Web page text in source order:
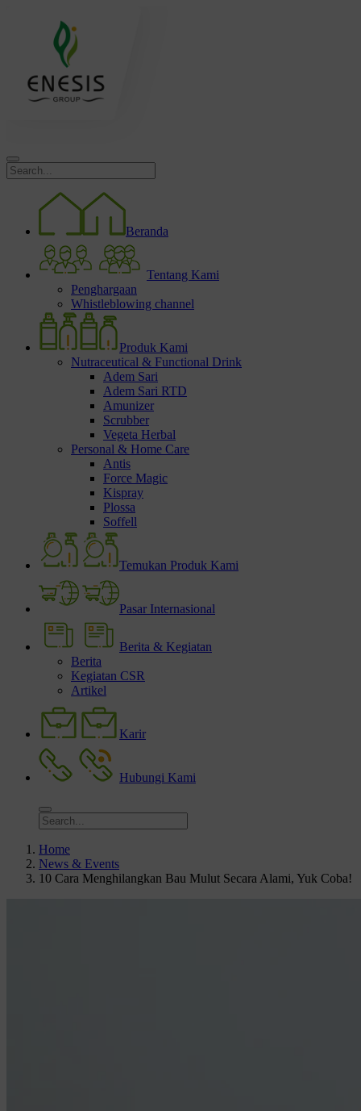
Beranda
Tentang Kami
Penghargaan
Whistleblowing channel
Produk Kami
Nutraceutical & Functional Drink
Adem Sari
Adem Sari RTD
Amunizer
Scrubber
Vegeta Herbal
Personal & Home Care
Antis
Force Magic
Kispray
Plossa
Soffell
Temukan Produk Kami
Pasar Internasional
Berita & Kegiatan
Berita
Kegiatan CSR
Artikel
Karir
Hubungi Kami
Home
News & Events
10 Cara Menghilangkan Bau Mulut Secara Alami, Yuk Coba!